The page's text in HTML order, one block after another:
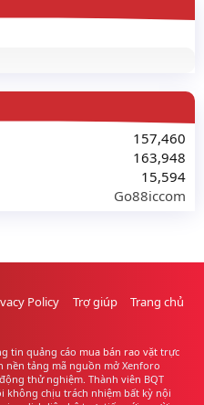
157,460
163,948
15,594
Go88iccom
Policy Trợ giúp Trang chủ
tin quảng cáo mua bán rao vặt trực
tảng mã nguồn mở Xenforo
thử nghiệm. Thành viên BQT
không chịu trách nhiệm bất kỳ nội